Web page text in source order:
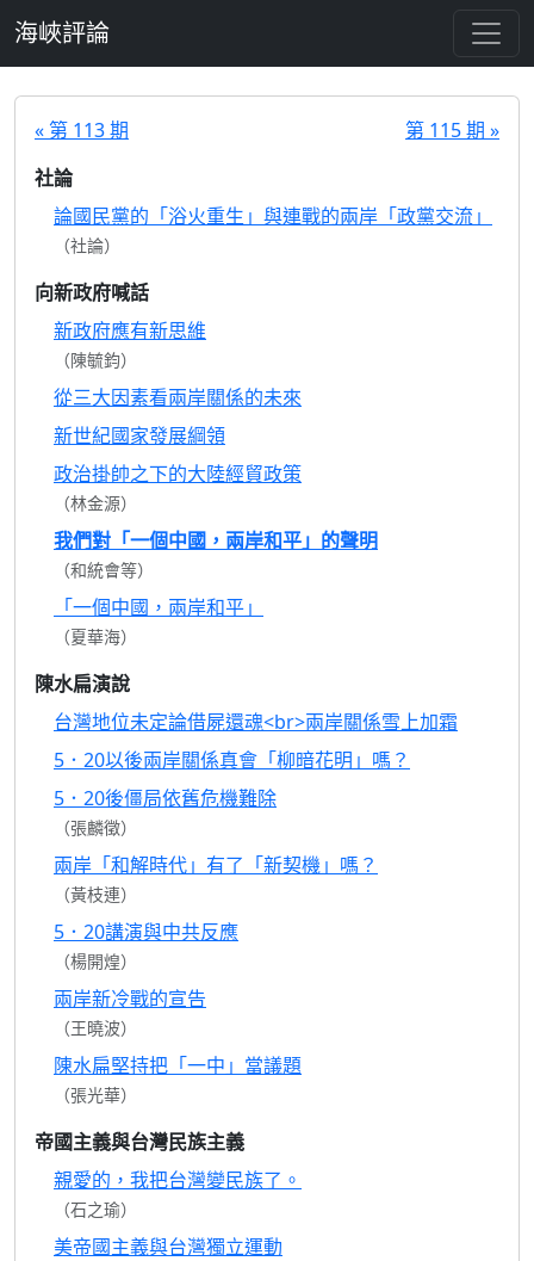
海峽評論
« 第 113 期
第 115 期 »
社論
論國民黨的「浴火重生」與連戰的兩岸「政黨交流」
（社論）
向新政府喊話
新政府應有新思維
（陳毓鈞）
從三大因素看兩岸關係的未來
新世紀國家發展綱領
政治掛帥之下的大陸經貿政策
（林金源）
我們對「一個中國，兩岸和平」的聲明
（和統會等）
「一個中國，兩岸和平」
（夏華海）
陳水扁演說
台灣地位未定論借屍還魂<br>兩岸關係雪上加霜
5．20以後兩岸關係真會「柳暗花明」嗎？
5．20後僵局依舊危機難除
（張麟徵）
兩岸「和解時代」有了「新契機」嗎？
（黃枝連）
5．20講演與中共反應
（楊開煌）
兩岸新冷戰的宣告
（王曉波）
陳水扁堅持把「一中」當議題
（張光華）
帝國主義與台灣民族主義
親愛的，我把台灣變民族了。
（石之瑜）
美帝國主義與台灣獨立運動